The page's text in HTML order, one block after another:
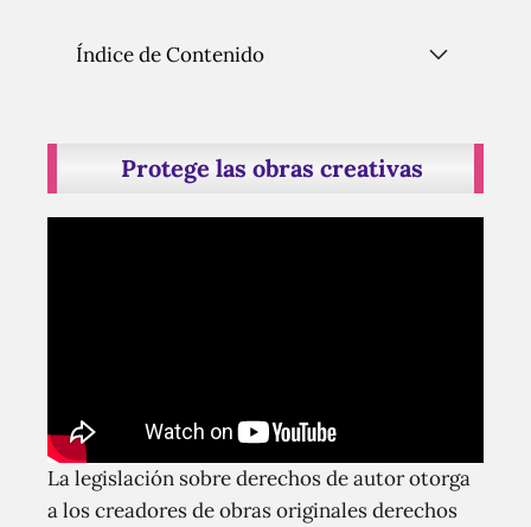
Índice de Contenido
Protege las obras creativas
La legislación sobre derechos de autor otorga
a los creadores de obras originales derechos